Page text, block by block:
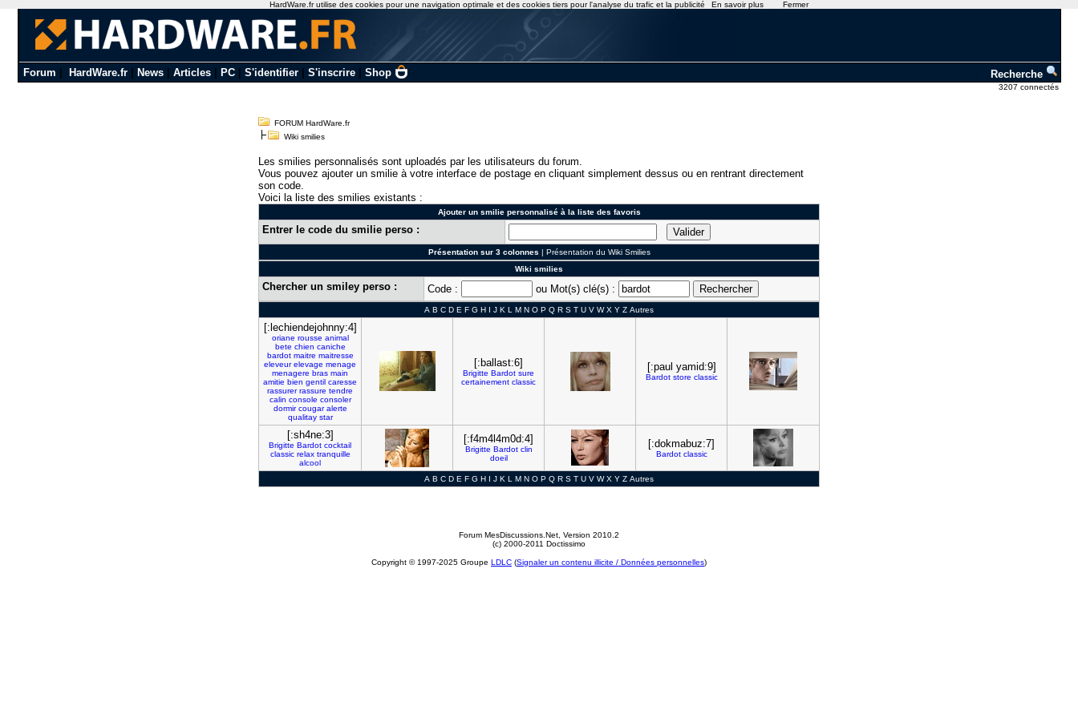
Forum HardWare.fr| News| Articles| PC| S'identifier| S'inscrire| Shop Recherche
3207 connectés
FORUM HardWare.fr
Wiki smilies
Les smilies personnalisés sont uploadés par les utilisateurs du forum.
Vous pouvez ajouter un smilie à votre interface de postage en cliquant simplement dessus ou en rentrant directement
son code.
Voici la liste des smilies existants :
Ajouter un smilie personnalisé à la liste des favoris
Entrer le code du smilie perso :
Présentation sur 3 colonnes | Présentation du Wiki Smilies
Wiki smilies
Chercher un smiley perso : Code : ou Mot(s) clé(s) :
A B C D E F G H I J K L M N O P Q R S T U V W X Y Z Autres
[:lechiendejohnny:4]
oriane rousse animal
bete chien caniche
bardot maitre maitresse
eleveur elevage menage
menagere bras main
amitie bien gentil caresse
rassurer rassure tendre
calin console consoler
dormir cougar alerte
qualitay star
[:ballast:6]
Brigitte Bardot sure
certainement classic
[:paul yamid:9]
Bardot store classic
[:sh4ne:3]
Brigitte Bardot cocktail
classic relax tranquille
alcool
[:f4m4l4m0d:4]
Brigitte Bardot clin
doeil
[:dokmabuz:7]
Bardot classic
A B C D E F G H I J K L M N O P Q R S T U V W X Y Z Autres
Forum MesDiscussions.Net , Version 2010.2
(c) 2000-2011 Doctissimo
Copyright © 1997-2025 Groupe LDLC (Signaler un contenu illicite / Données personnelles)
HardWare.fr utilise des cookies pour une navigation optimale et des cookies tiers pour l'analyse du trafic et la publicité En savoir plus Fermer